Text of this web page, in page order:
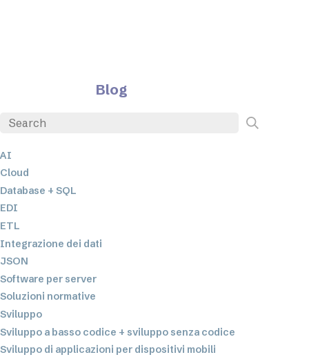
Blog
AI
Cloud
Database + SQL
EDI
ETL
Integrazione dei dati
JSON
Software per server
Soluzioni normative
Sviluppo
Sviluppo a basso codice + sviluppo senza codice
Sviluppo di applicazioni per dispositivi mobili